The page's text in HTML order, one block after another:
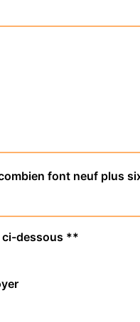
font neuf plus
ci-dessous **